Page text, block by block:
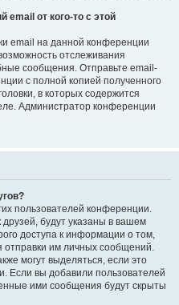
от кого-то с этой
email на данной конференции
отслеживания
сообщения. Отправьте email-
с полной копией полученного
в которых содержится
Администратор конференции
пользователей конференции.
будут указаны в вашем
доступа к информации о том,
отправки им личных сообщений.
могут выделяться, если это
Если вы добавили пользователей
ими сообщения будут скрыты